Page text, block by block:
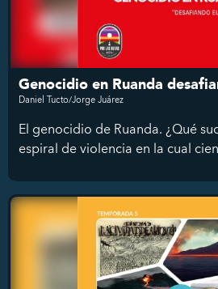
Genocidio en Ruanda
Daniel Tucto/Jorge Juárez
El genocidio de Ruanda. ¿Qué
espiral de violencia en la cual